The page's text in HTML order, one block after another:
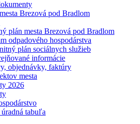
Brezová pod Bradlom
plán mesta Brezová pod Bradlom
odpadového hospodárstva
plán sociálnych služieb
informácie
objednávky, faktúry
mesta
2026
tabuľa